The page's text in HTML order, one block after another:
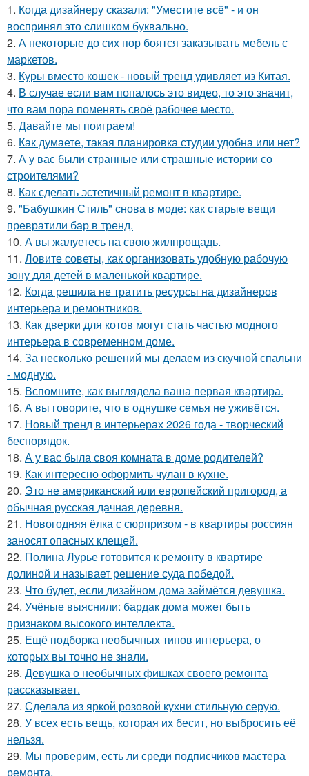
1. Когда дизайнеру сказали: "Уместите всё" - и он
воспринял это слишком буквально.
2. А некоторые до сих пор боятся заказывать мебель с
маркетов.
3. Куры вместо кошек - новый тренд удивляет из Китая.
4. В случае если вам попалось это видео, то это значит,
что вам пора поменять своё рабочее место.
5. Давайте мы поиграем!
6. Как думаете, такая планировка студии удобна или нет?
7. А у вас были странные или страшные истории со
строителями?
8. Как сделать эстетичный ремонт в квартире.
9. "Бабушкин Стиль" снова в моде: как старые вещи
превратили бар в тренд.
10. А вы жалуетесь на свою жилпрощадь.
11. Ловите советы, как организовать удобную рабочую
зону для детей в маленькой квартире.
12. Когда решила не тратить ресурсы на дизайнеров
интерьера и ремонтников.
13. Как дверки для котов могут стать частью модного
интерьера в современном доме.
14. За несколько решений мы делаем из скучной спальни
- модную.
15. Вспомните, как выглядела ваша первая квартира.
16. А вы говорите, что в однушке семья не уживётся.
17. Новый тренд в интерьерах 2026 года - творческий
беспорядок.
18. А у вас была своя комната в доме родителей?
19. Как интересно оформить чулан в кухне.
20. Это не американский или европейский пригород, а
обычная русская дачная деревня.
21. Новогодняя ёлка с сюрпризом - в квартиры россиян
заносят опасных клещей.
22. Полина Лурье готовится к ремонту в квартире
долиной и называет решение суда победой.
23. Что будет, если дизайном дома займётся девушка.
24. Учёные выяснили: бардак дома может быть
признаком высокого интеллекта.
25. Ещё подборка необычных типов интерьера, о
которых вы точно не знали.
26. Девушка о необычных фишках своего ремонта
рассказывает.
27. Сделала из яркой розовой кухни стильную серую.
28. У всех есть вещь, которая их бесит, но выбросить её
нельзя.
29. Мы проверим, есть ли среди подписчиков мастера
ремонта.